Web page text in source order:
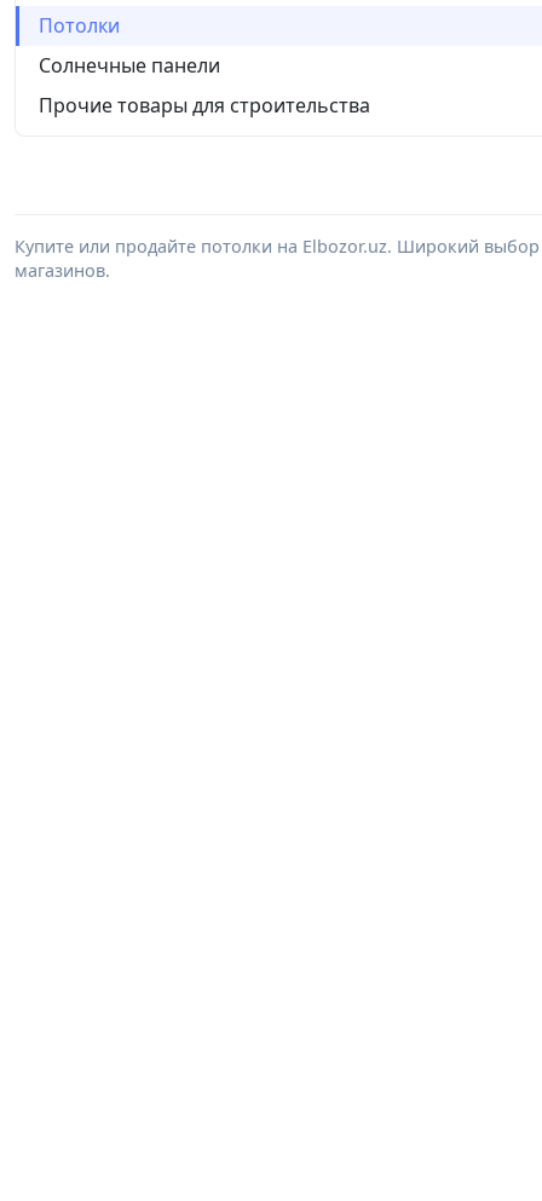
Потолки
Солнечные панели
Прочие товары для строительства
Купите или продайте потолки на Elbozor.uz. Широкий
магазинов.